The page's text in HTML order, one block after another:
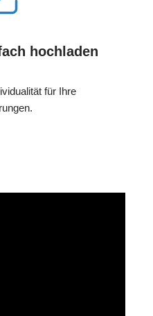
hochladen
für Ihre